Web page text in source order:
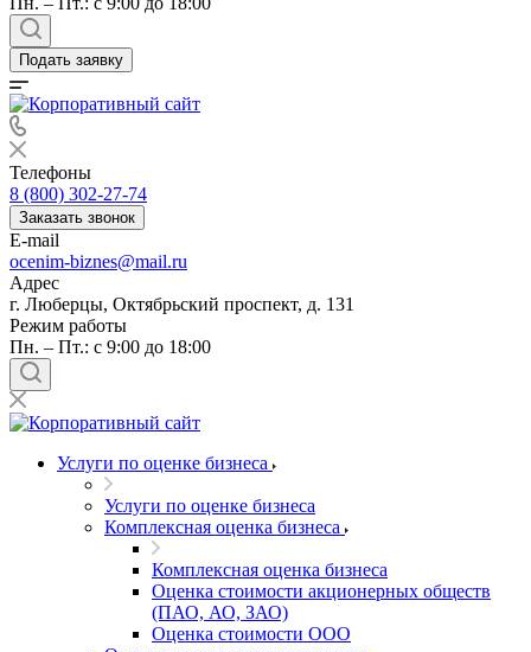
Подать заявку
Телефоны
8 (800) 302-27-74
Заказать звонок
E-mail
ocenim-biznes@mail.ru
Адрес
г. Люберцы, Октябрьский проспект, д. 131
Режим работы
Пн. – Пт.: с 9:00 до 18:00
Услуги по оценке бизнеса
Услуги по оценке бизнеса
Комплексная оценка бизнеса
Комплексная оценка бизнеса
Оценка стоимости акционерных обществ
(ПАО, АО, ЗАО)
Оценка стоимости ООО